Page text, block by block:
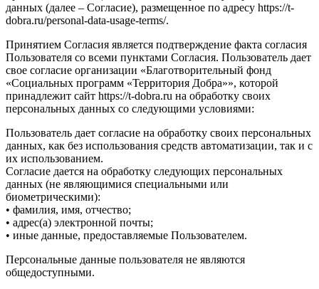
данных (далее – Согласие), размещенное по адресу https://t-
dobra.ru/personal-data-usage-terms/.
Принятием Согласия является подтверждение факта согласия
Пользователя со всеми пунктами Согласия. Пользователь дает
свое согласие организации «Благотворительный фонд
«Социальных программ «Территория Добра»», которой
принадлежит сайт https://t-dobra.ru на обработку своих
персональных данных со следующими условиями:
Пользователь дает согласие на обработку своих персональных
данных, как без использования средств автоматизации, так и с
их использованием.
Согласие дается на обработку следующих персональных
данных (не являющимися специальными или
биометрическими):
• фамилия, имя, отчество;
• адрес(а) электронной почты;
• иные данные, предоставляемые Пользователем.
Персональные данные пользователя не являются
общедоступными.